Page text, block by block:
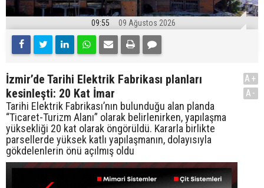
09:55 09 Ağustos 2026
İzmir’de Tarihi Elektrik Fabrikası planları
kesinleşti: 20 Kat İmar
Tarihi Elektrik Fabrikası’nın bulunduğu alan planda
“Ticaret-Turizm Alanı” olarak belirlenirken, yapılaşma
yüksekliği 20 kat olarak öngörüldü. Kararla birlikte
parsellerde yüksek katlı yapılaşmanın, dolayısıyla
gökdelenlerin önü açılmış oldu
A+
A-